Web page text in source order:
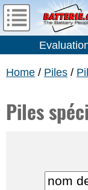
Home / Piles /
Piles